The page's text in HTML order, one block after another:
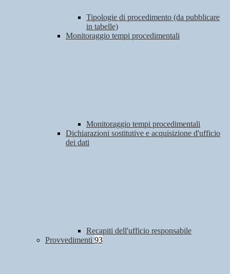
Tipologie di procedimento (da pubblicare
in tabelle)
Monitoraggio tempi procedimentali
Monitoraggio tempi procedimentali
Dichiarazioni sostitutive e acquisizione d'ufficio
dei dati
Recapiti dell'ufficio responsabile
Provvedimenti 93